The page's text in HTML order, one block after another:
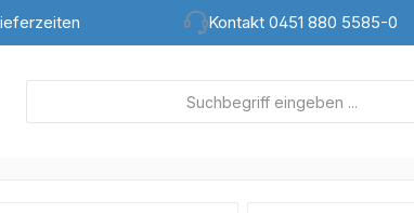
Kontakt 0451 880 5585-0